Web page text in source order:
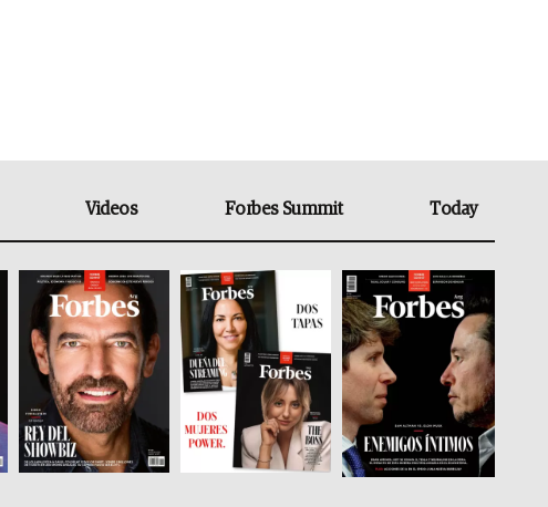
Videos Forbes Summit Today